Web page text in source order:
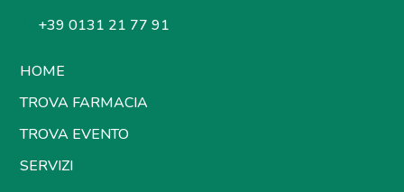
+39 0131 21 77 91
HOME
TROVA FARMACIA
TROVA EVENTO
SERVIZI